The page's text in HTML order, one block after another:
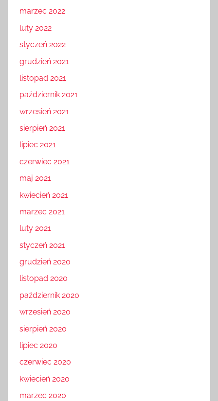
marzec 2022
luty 2022
styczeń 2022
grudzień 2021
listopad 2021
październik 2021
wrzesień 2021
sierpień 2021
lipiec 2021
czerwiec 2021
maj 2021
kwiecień 2021
marzec 2021
luty 2021
styczeń 2021
grudzień 2020
listopad 2020
październik 2020
wrzesień 2020
sierpień 2020
lipiec 2020
czerwiec 2020
kwiecień 2020
marzec 2020